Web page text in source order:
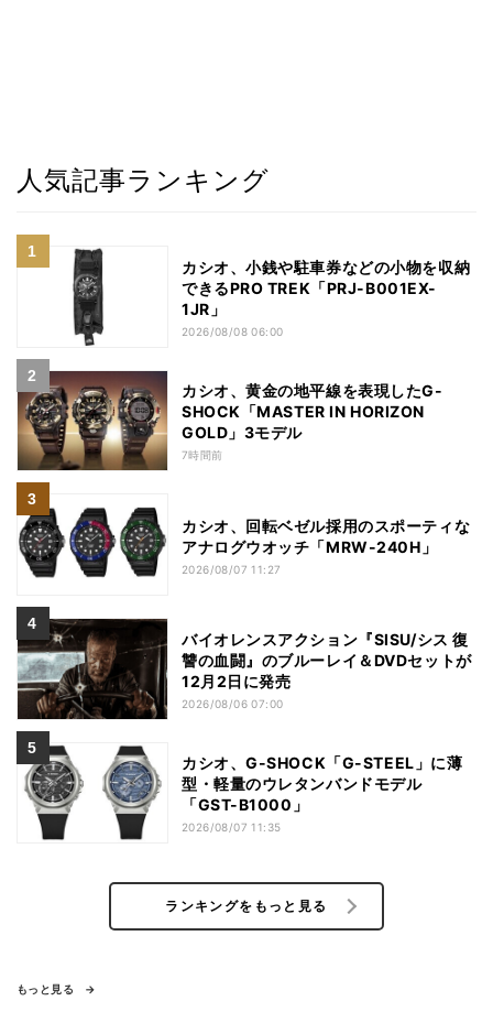
人気記事ランキング
カシオ、小銭や駐車券などの小物を収納
できるPRO TREK「PRJ-B001EX-
1JR」
2026/08/08 06:00
カシオ、黄金の地平線を表現したG-
SHOCK「MASTER IN HORIZON
GOLD」3モデル
7時間前
カシオ、回転ベゼル採用のスポーティな
アナログウオッチ「MRW-240H」
2026/08/07 11:27
バイオレンスアクション『SISU/シス 復
讐の血闘』のブルーレイ＆DVDセットが
12月2日に発売
2026/08/06 07:00
カシオ、G-SHOCK「G-STEEL」に薄
型・軽量のウレタンバンドモデル
「GST-B1000」
2026/08/07 11:35
ランキングをもっと見る
もっと見る